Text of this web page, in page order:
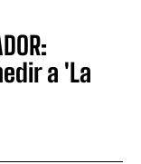
a 'La